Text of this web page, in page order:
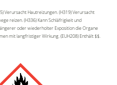
Verursacht Hautreizungen. (H319) Verursacht
reizen. (H336) Kann Schläfrigkeit und
oder wiederholter Exposition die Organe
mit langfristiger Wirkung. (EUH208) Enthält $$.